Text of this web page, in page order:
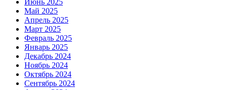
Май 2025
Апрель 2025
Март 2025
Февраль 2025
Январь 2025
Декабрь 2024
Ноябрь 2024
Октябрь 2024
Сентябрь 2024